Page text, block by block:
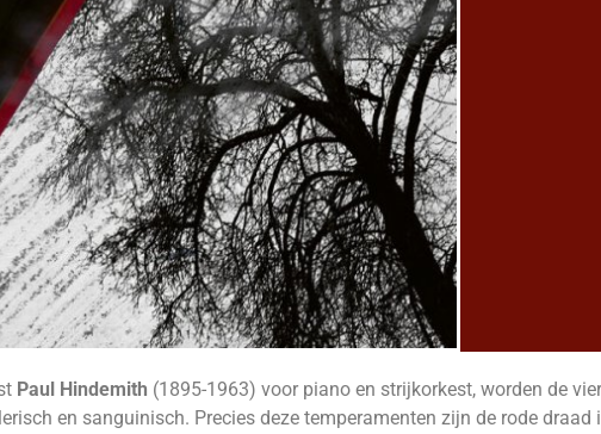
Paul Hindemith (1895-1963) voor piano en strijkorkest, worden de
en sanguinisch. Precies deze temperamenten zijn de rode draad